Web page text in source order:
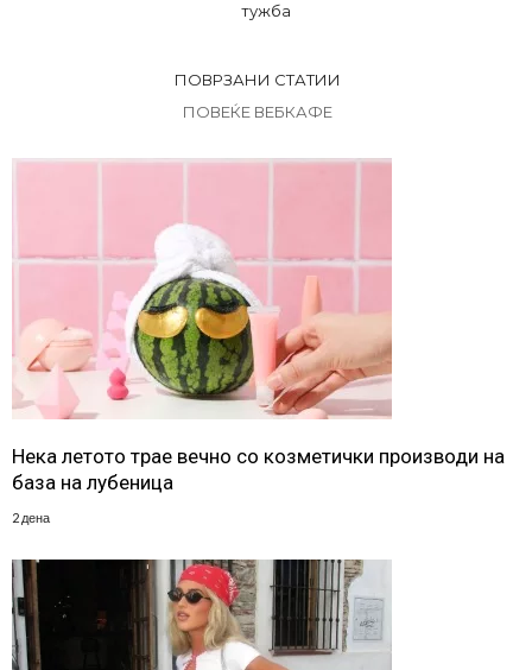
тужба
ПОВРЗАНИ СТАТИИ
ПОВЕЌЕ ВЕБКАФЕ
Нека летото трае вечно со козметички производи на
база на лубеница
2 дена